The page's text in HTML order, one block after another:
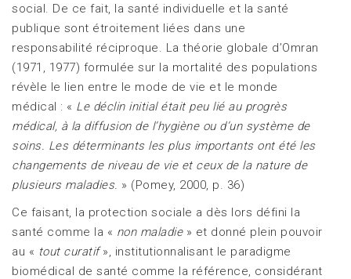
social. De ce fait, la santé individuelle et la santé
publique sont étroitement liées dans une
responsabilité réciproque. La théorie globale d’Omran
(1971, 1977) formulée sur la mortalité des populations
révèle le lien entre le mode de vie et le monde
médical : « Le déclin initial était peu lié au progrès
médical, à la diffusion de l’hygiène ou d’un système de
soins. Les déterminants les plus importants ont été les
changements de niveau de vie et ceux de la nature de
plusieurs maladies. » (Pomey, 2000, p. 36)
Ce faisant, la protection sociale a dès lors défini la
santé comme la « non maladie » et donné plein pouvoir
au « tout curatif», institutionnalisant le paradigme
biomédical de santé comme la référence, considérant